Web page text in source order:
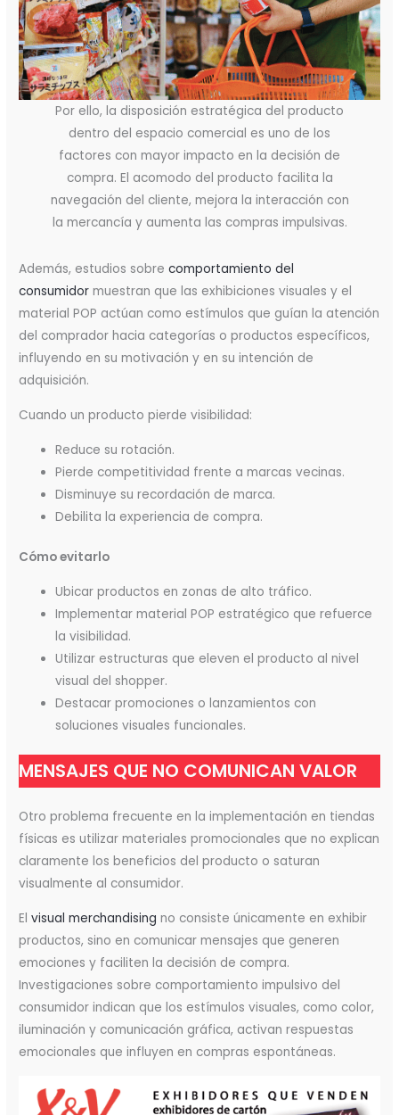
Por ello, la disposición estratégica del producto
dentro del espacio comercial es uno de los
factores con mayor impacto en la decisión de
compra. El acomodo del producto facilita la
navegación del cliente, mejora la interacción con
la mercancía y aumenta las compras impulsivas.
Además, estudios sobrecomportamiento del
consumidor muestran que las exhibiciones visuales y el
material POP actúan como estímulos que guían la atención
del comprador hacia categorías o productos específicos,
influyendo en su motivación y en su intención de
adquisición.
Cuando un producto pierde visibilidad:
Reduce su rotación.
Pierde competitividad frente a marcas vecinas.
Disminuye su recordación de marca.
Debilita la experiencia de compra.
Cómo evitarlo
Ubicar productos en zonas de alto tráfico.
Implementar material POP estratégico que refuerce
la visibilidad.
Utilizar estructuras que eleven el producto al nivel
visual del shopper.
Destacar promociones o lanzamientos con
soluciones visuales funcionales.
MENSAJES QUE NO COMUNICAN VALOR
Otro problema frecuente en la implementación en tiendas
físicas es utilizar materiales promocionales que no explican
claramente los beneficios del producto o saturan
visualmente al consumidor.
Elvisual merchandising no consiste únicamente en exhibir
productos, sino en comunicar mensajes que generen
emociones y faciliten la decisión de compra.
Investigaciones sobre comportamiento impulsivo del
consumidor indican que los estímulos visuales, como color,
iluminación y comunicación gráfica, activan respuestas
emocionales que influyen en compras espontáneas.